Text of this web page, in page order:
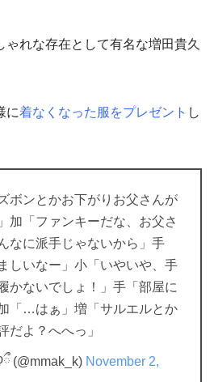
ゃれな存在として有名な増田貴久
に着なくなった服をプレゼント し
ボンとかお下がりお父さんが
加「ファンキーだな、お父さ
なに派手じゃないから」手
しいなー」小「いやいや、手
かないでしょ！」手「部屋に
「…はぁ」増「サルエルとか
だよ？へへっ」
(@mmak_k) November 2,